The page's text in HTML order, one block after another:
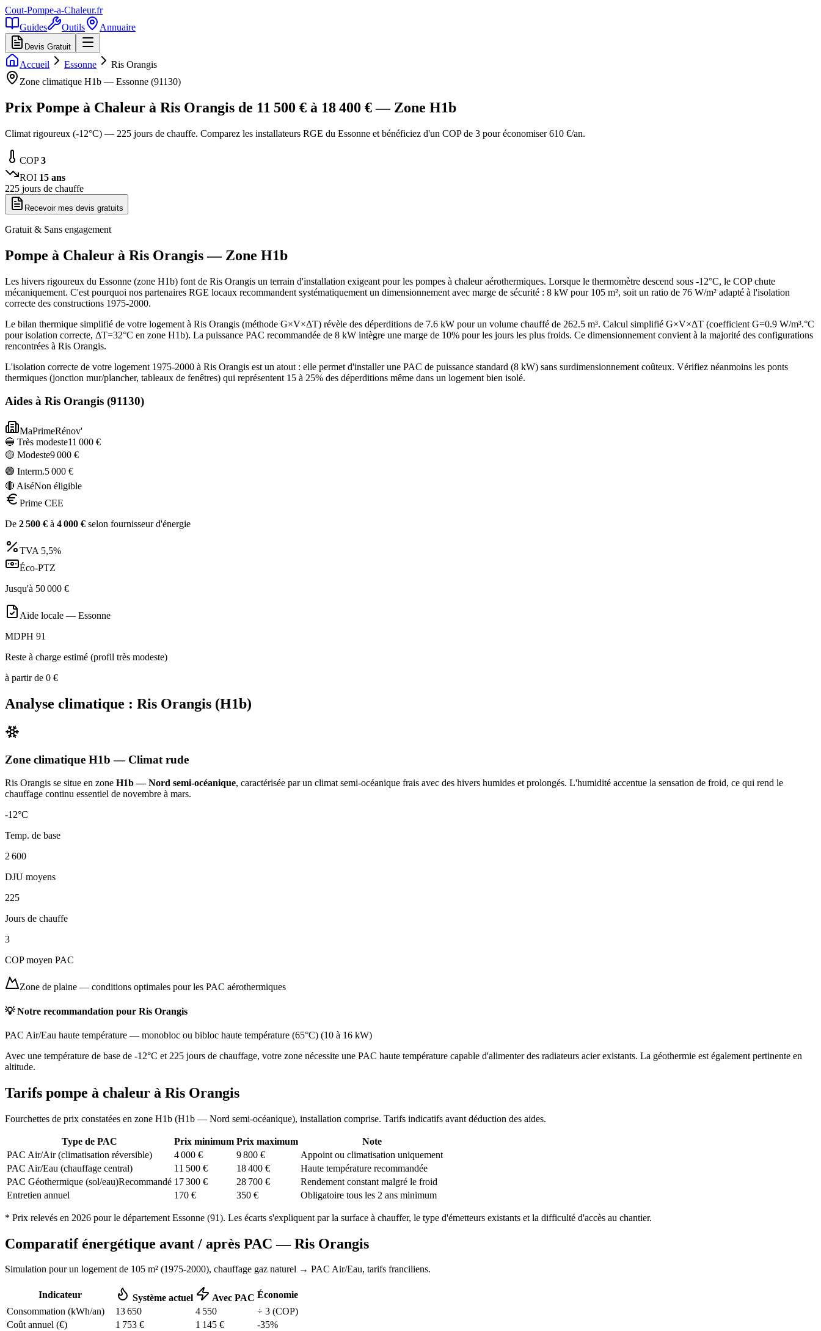
Cout-Pompe-a-Chaleur.fr
Guides
Outils Annuaire
Devis Gratuit
Accueil Essonne
Ris Orangis
Zone climatique H1b — Essonne (91130)
Prix Pompe à Chaleur à Ris Orangis de 11 500 € à 18 400 € — Zone H1b
Climat rigoureux (-12°C) — 225 jours de chauffe. Comparez les installateurs RGE du Essonne et bénéficiez d'un COP de 3 pour économiser 610 €/an.
COP3
ROI 15 ans
225 jours de chauffe
Recevoir mes devis gratuits
Gratuit & Sans engagement
Pompe à Chaleur à Ris Orangis— Zone H1b
Les hivers rigoureux du Essonne (zone H1b) font de Ris Orangis un terrain d'installation exigeant pour les pompes à chaleur aérothermiques. Lorsque le thermomètre descend sous -12°C, le COP chute
mécaniquement. C'est pourquoi nos partenaires RGE locaux recommandent systématiquement un dimensionnement avec marge de sécurité : 8 kW pour 105 m², soit un ratio de 76 W/m² adapté à l'isolation
correcte des constructions 1975-2000.
Le bilan thermique simplifié de votre logement à Ris Orangis (méthode G×V×ΔT) révèle des déperditions de 7.6 kW pour un volume chauffé de 262.5 m³. Calcul simplifié G×V×ΔT (coefficient G=0.9 W/m³.°C
pour isolation correcte, ΔT=32°C en zone H1b). La puissance PAC recommandée de 8 kW intègre une marge de 10% pour les jours les plus froids. Ce dimensionnement convient à la majorité des configurations
rencontrées à Ris Orangis.
L'isolation correcte de votre logement 1975-2000 à Ris Orangis est un atout : elle permet d'installer une PAC de puissance standard (8 kW) sans surdimensionnement coûteux. Vérifiez néanmoins les ponts
thermiques (jonction mur/plancher, tableaux de fenêtres) qui représentent 15 à 25% des déperditions même dans un logement bien isolé.
Aides à Ris Orangis (91130)
MaPrimeRénov'
🔵 Très modeste11 000 €
🟡 Modeste9 000 €
🟣 Interm.5 000 €
🔴 AiséNon éligible
Prime CEE
De 2 500 € à 4 000 € selon fournisseur d'énergie
TVA 5,5%
Éco-PTZ
Jusqu'à 50 000 €
Aide locale — Essonne
MDPH 91
Reste à charge estimé (profil très modeste)
à partir de 0 €
Analyse climatique : Ris Orangis (H1b)
Zone climatique H1b — Climat rude
Ris Orangis se situe en zone H1b — Nord semi-océanique, caractérisée par un climat semi-océanique frais avec des hivers humides et prolongés. L'humidité accentue la sensation de froid, ce qui rend le
chauffage continu essentiel de novembre à mars.
-12°C
Temp. de base
2 600
DJU moyens
225
Jours de chauffe
3
COP moyen PAC
Zone de plaine — conditions optimales pour les PAC aérothermiques
💡 Notre recommandation pour Ris Orangis
PAC Air/Eau haute température — monobloc ou bibloc haute température (65°C) (10 à 16 kW)
Avec une température de base de -12°C et 225 jours de chauffage, votre zone nécessite une PAC haute température capable d'alimenter des radiateurs acier existants. La géothermie est également pertinente en
altitude.
Tarifs pompe à chaleur à Ris Orangis
Fourchettes de prix constatées en zone H1b (H1b — Nord semi-océanique), installation comprise. Tarifs indicatifs avant déduction des aides.
Type de PAC Prix minimum Prix maximum
Note
PAC Air/Air (climatisation réversible)
4 000 € 9 800 €
Appoint ou climatisation uniquement
PAC Air/Eau (chauffage central)
11 500 € 18 400 €
Haute température recommandée
PAC Géothermique (sol/eau)Recommandé 17 300 € 28 700 €
Rendement constant malgré le froid
Entretien annuel
170 € 350 € Obligatoire tous les 2 ans minimum
* Prix relevés en 2026 pour le département Essonne (91). Les écarts s'expliquent par la surface à chauffer, le type d'émetteurs existants et la difficulté d'accès au chantier.
Comparatif énergétique avant / après PAC —Ris Orangis
Simulation pour un logement de 105 m² (1975-2000), chauffage gaz naturel → PAC Air/Eau, tarifs franciliens.
Indicateur Système actuel Avec PAC Économie
Consommation (kWh/an)
13 650 4 550 ÷ 3 (COP)
Coût annuel (€)
1 753 € 1 145 € -35%